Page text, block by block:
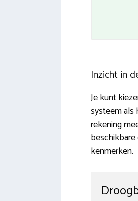
Inzicht in
Je kunt
systeem als
rekening
kenmerken.